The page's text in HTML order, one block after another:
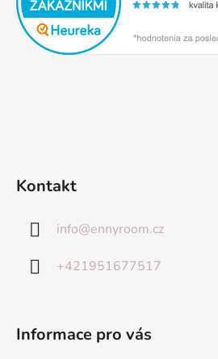
Kontakt
info@ennyroom.cz
+421951677517
Informace pro vás